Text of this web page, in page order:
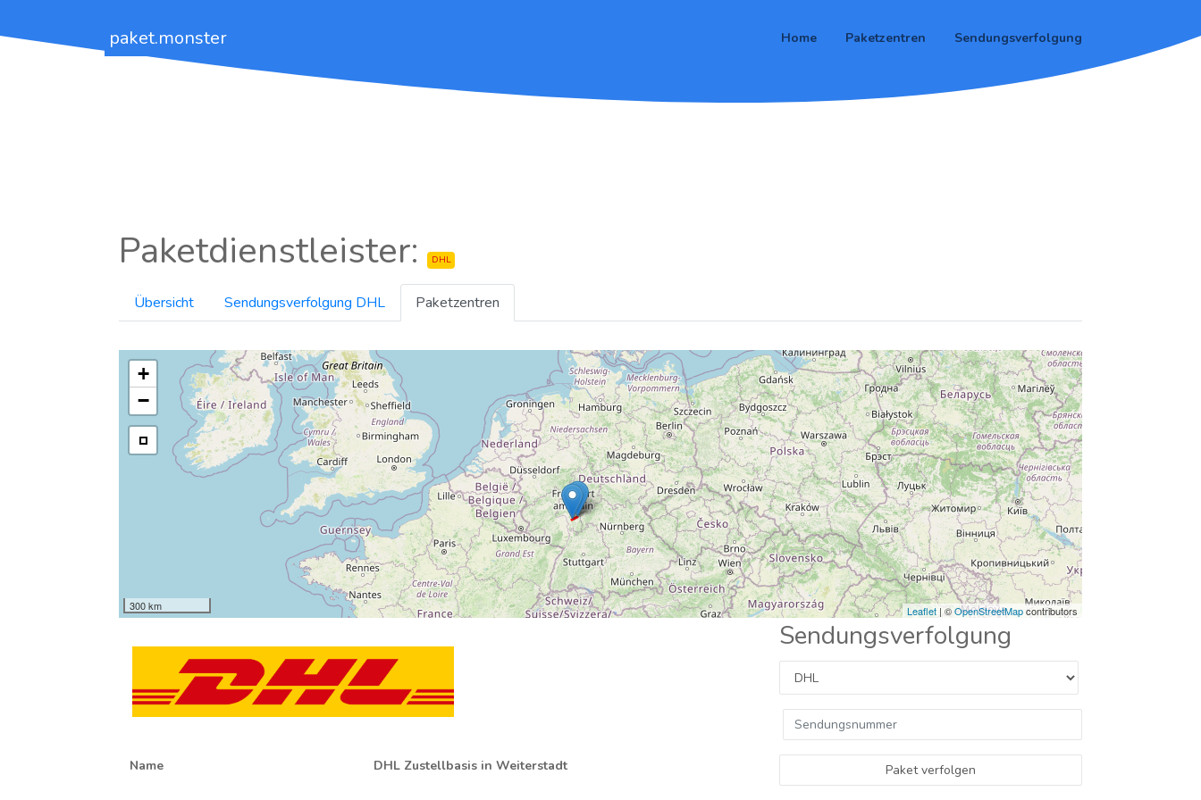
paket.monster Home Paketzentren Sendungsverfolgung
Paketdienstleister: DHL
Übersicht Sendungsverfolgung DHL Paketzentren
+
−
300 km Leaflet | ©OpenStreetMapcontributors
Name DHL Zustellbasis in Weiterstadt
Sendungsverfolgung
Paket verfolgen